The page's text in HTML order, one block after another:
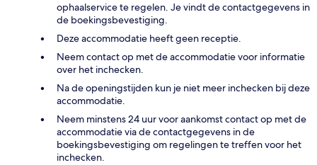
ophaalservice te regelen. Je vindt de contactgegevens in
de boekingsbevestiging.
Deze accommodatie heeft geen receptie.
Neem contact op met de accommodatie voor informatie
over het inchecken.
Na de openingstijden kun je niet meer inchecken bij deze
accommodatie.
Neem minstens 24 uur voor aankomst contact op met de
accommodatie via de contactgegevens in de
boekingsbevestiging om regelingen te treffen voor het
inchecken.